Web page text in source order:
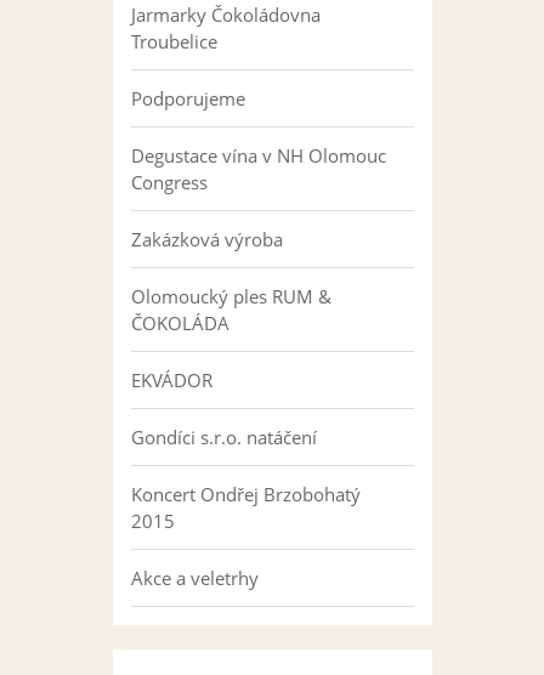
Jarmarky Čokoládovna
Troubelice
Podporujeme
Degustace vína v NH Olomouc
Congress
Zakázková výroba
Olomoucký ples RUM &
ČOKOLÁDA
EKVÁDOR
Gondíci s.r.o. natáčení
Koncert Ondřej Brzobohatý
2015
Akce a veletrhy